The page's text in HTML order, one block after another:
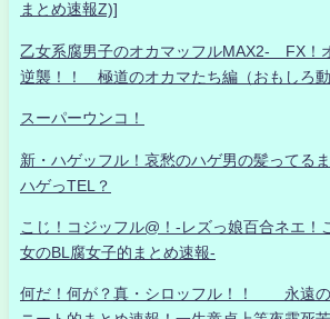
まとめ速報Z)]
乙女系腐男子のオカマッフルMAX2- FX！
逆襲！！ 極道のオカマたち編（おもしろ動
スーパーウンコ！
新・ハゲッフル！哀愁のハゲ男の髪ってる
ハゲっTEL？
こじ！コジッフル@！-レズっ娘百合ネエ！
女のBL腐女子的まとめ速報-
何だ！何が？真・シロッフル！！ 永遠